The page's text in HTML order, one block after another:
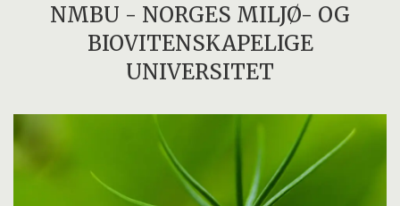
NMBU - NORGES MILJØ- OG
BIOVITENSKAPELIGE
UNIVERSITET